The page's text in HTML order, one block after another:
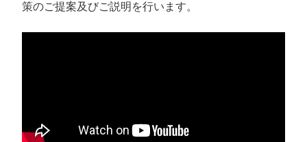
策のご提案及びご説明を行います。